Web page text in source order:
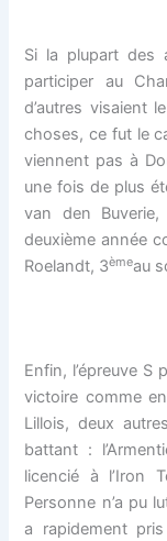
Si la plupart des
participer au
d’autres visaient
choses, ce fut le
viennent pas à
une fois de plus
van den Buverie,
deuxième année
Roelandt, 3èmeau
Enfin, l’épreuve S
victoire comme
Lillois, deux
battant :
licencié à l’Iron
Personne n’a pu
a rapidement